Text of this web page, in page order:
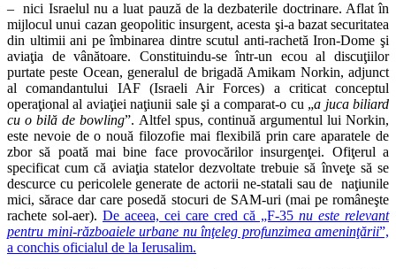
– nici Israelul nu a luat pauză de la dezbaterile doctrinare. Aflat în
mijlocul unui cazan geopolitic insurgent, acesta şi-a bazat securitatea
din ultimii ani pe îmbinarea dintre scutul anti-rachetă Iron-Dome şi
aviaţia de vânătoare. Constituindu-se într-un ecou al discuţiilor
purtate peste Ocean, generalul de brigadă Amikam Norkin, adjunct
al comandantului IAF (Israeli Air Forces) a criticat conceptul
operaţional al aviaţiei naţiunii sale şi a comparat-o cu „a juca biliard
cu o bilă de bowling”. Altfel spus, continuă argumentul lui Norkin,
este nevoie de o nouă filozofie mai flexibilă prin care aparatele de
zbor să poată mai bine face provocărilor insurgenţei. Ofiţerul a
specificat cum că aviaţia statelor dezvoltate trebuie să înveţe să se
descurce cu pericolele generate de actorii ne-statali sau de naţiunile
mici, sărace dar care posedă stocuri de SAM-uri (mai pe româneşte
rachete sol-aer). De aceea, cei care cred că „F-35 nu este relevant
pentru mini-războaiele urbane nu înţeleg profunzimea ameninţării”,
a conchis oficialul de la Ierusalim.